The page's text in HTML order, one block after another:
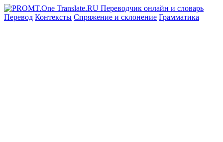
Перевод Контексты Спряжение и склонение Грамматика